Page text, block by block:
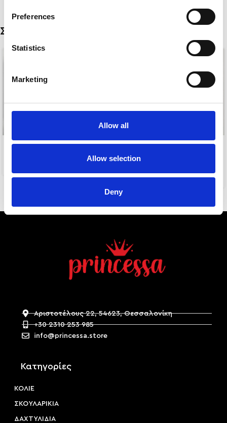
Preferences
Statistics
Marketing
Allow all
Allow selection
Deny
Σχετικά προϊόντα
CLASSIC CHAIN ALLOVER -38%
PEARL ALLOVER
8,00€ 5,00€
Αριστοτέλους 22, 54623, Θεσσαλονίκη
+30 2310 253 985
info@princessa.store
Κατηγορίες
ΚΟΛΙΕ
ΣΚΟΥΛΑΡΙΚΙΑ
ΔΑΧΤΥΛΙΔΙΑ